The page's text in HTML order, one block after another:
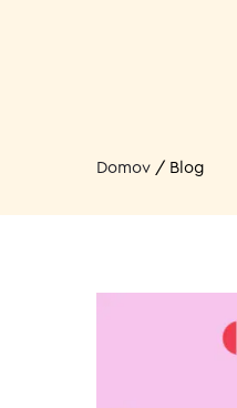
Domov / Blog